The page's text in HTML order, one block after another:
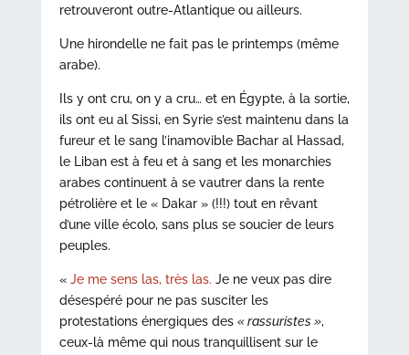
retrouveront outre-Atlantique ou ailleurs.
Une hirondelle ne fait pas le printemps (même
arabe).
Ils y ont cru, on y a cru… et en Égypte, à la sortie,
ils ont eu al Sissi, en Syrie s’est maintenu dans la
fureur et le sang l’inamovible Bachar al Hassad,
le Liban est à feu et à sang et les monarchies
arabes continuent à se vautrer dans la rente
pétrolière et le « Dakar » (!!!) tout en rêvant
d’une ville écolo, sans plus se soucier de leurs
peuples.
« Je me sens las, très las. Je ne veux pas dire
désespéré pour ne pas susciter les
protestations énergiques des « rassuristes »,
ceux-là même qui nous tranquillisent sur le